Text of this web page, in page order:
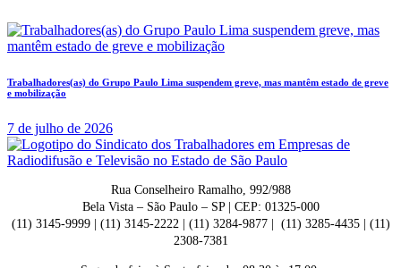
Trabalhadores(as) do Grupo Paulo Lima suspendem greve, mas mantêm estado de greve
e mobilização
7 de julho de 2026
Rua Conselheiro Ramalho, 992/988
Bela Vista – São Paulo – SP | CEP: 01325-000
(11) 3145-9999 | (11) 3145-2222 | (11) 3284-9877 | (11) 3285-4435 | (11)
2308-7381